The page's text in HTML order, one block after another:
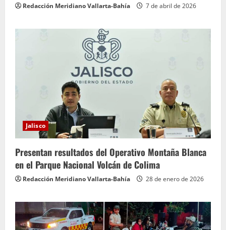
Redacción Meridiano Vallarta-Bahía 7 de abril de 2026
Jalisco
Presentan resultados del Operativo Montaña Blanca
en el Parque Nacional Volcán de Colima
Redacción Meridiano Vallarta-Bahía 28 de enero de 2026